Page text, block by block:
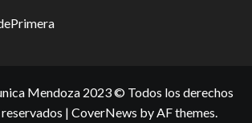
Mendoza 2023 © Todos los derechos
| CoverNews by AF themes.